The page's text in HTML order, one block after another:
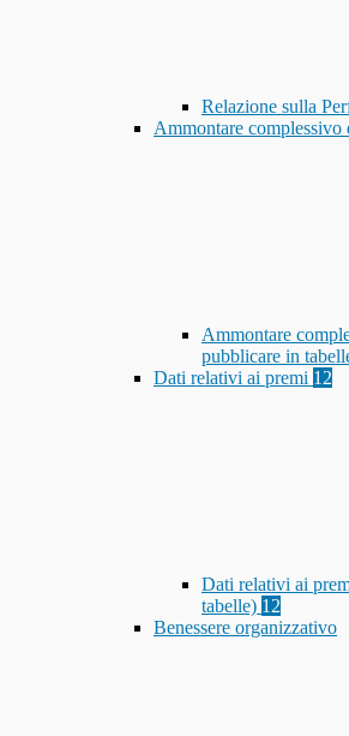
Relazione sulla
Ammontare complessivo
Ammontare
pubblicare in
Dati relativi ai premi 12
Dati relativi ai
tabelle) 12
Benessere organizzativo